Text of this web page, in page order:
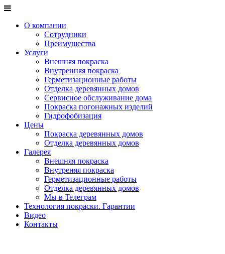
О компании
Сотрудники
Преимущества
Услуги
Внешняя покраска
Внутренняя покраска
Герметизационные работы
Отделка деревянных домов
Сервисное обслуживание дома
Покраска погонажных изделий
Гидрофобизация
Цены
Покраска деревянных домов
Отделка деревянных домов
Галерея
Внешняя покраска
Внутреняя покраска
Герметизационные работы
Отделка деревянных домов
Мы в Телеграм
Технология покраски. Гарантии
Видео
Контакты